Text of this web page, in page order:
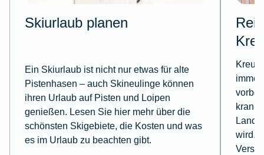
Skiurlaub planen
Ein Skiurlaub ist nicht nur etwas für alte
Pistenhasen – auch Skineulinge können
ihren Urlaub auf Pisten und Loipen
genießen. Lesen Sie hier mehr über die
schönsten Skigebiete, die Kosten und was
es im Urlaub zu beachten gibt.
krank
wird.